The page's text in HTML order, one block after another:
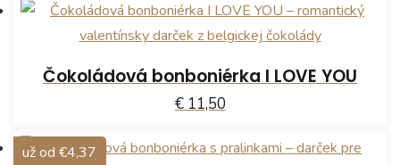
Čokoládová bonboniérka I LOVE YOU
€ 11,50
už od €4,37